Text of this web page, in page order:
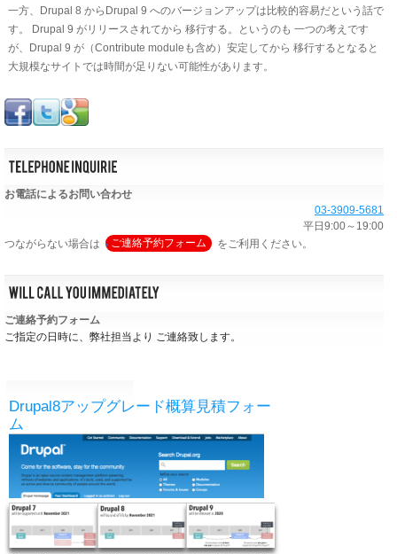
​一方、Drupal 8 からDrupal 9 へのバージョンアップは比較的容易だという話で
す。 Drupal 9 がリリースされてから 移行する。というのも 一つの考えです
が、Drupal 9 が（Contribute moduleも含め）安定してから 移行するとなると
大規模なサイトでは時間が足りない可能性があります。
お電話によるお問い合わせ
03-3909-5681
平日9:00～19:00
つながらない場合は
ご連絡予約フォーム をご利用ください。
ご連絡予約フォーム
ご指定の日時に、弊社担当より ご連絡致します。
Drupal8アップグレード概算見積フォー
ム